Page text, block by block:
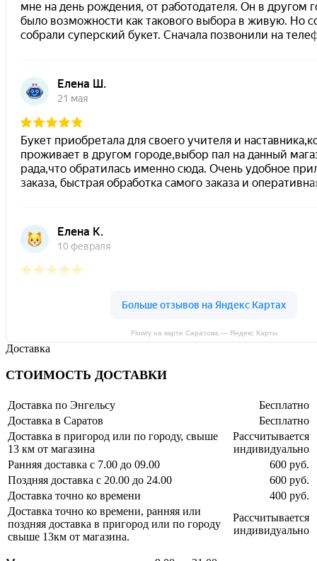
Flowry на карте Саратова — Яндекс Карты
Доставка
СТОИМОСТЬ ДОСТАВКИ
Доставка по Энгельсу
Бесплатно
Доставка в Саратов
Бесплатно
Доставка в пригород или по городу, свыше
13 км от магазина
Рассчитывается
индивидуально
Ранняя доставка с 7.00 до 09.00
600 руб.
Поздняя доставка с 20.00 до 24.00
600 руб.
Доставка точно ко времени
400 руб.
Доставка точно ко времени, ранняя или
поздняя доставка в пригород или по городу
свыше 13км от магазина.
Рассчитывается
индивидуально